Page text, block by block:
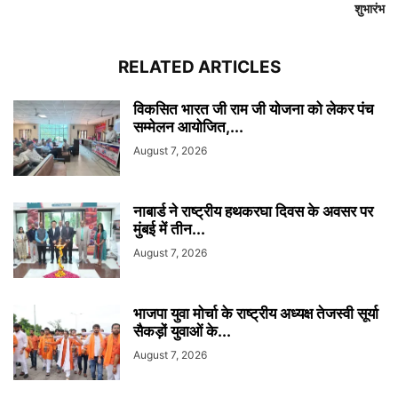
शुभारंभ
RELATED ARTICLES
विकसित भारत जी राम जी योजना को लेकर पंच
सम्मेलन आयोजित,...
August 7, 2026
नाबार्ड ने राष्ट्रीय हथकरघा दिवस के अवसर पर
मुंबई में तीन...
August 7, 2026
भाजपा युवा मोर्चा के राष्ट्रीय अध्यक्ष तेजस्वी सूर्या
सैकड़ों युवाओं के...
August 7, 2026